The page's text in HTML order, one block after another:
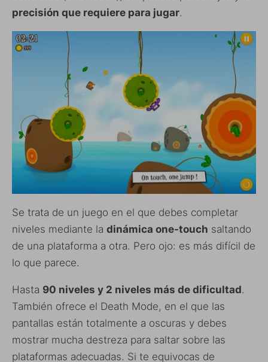
precisión que requiere para jugar.
Se trata de un juego en el que debes completar
niveles mediante la dinámica one-touch saltando
de una plataforma a otra. Pero ojo: es más difícil de
lo que parece.
Hasta 90 niveles y 2 niveles más de dificultad.
También ofrece el Death Mode, en el que las
pantallas están totalmente a oscuras y debes
mostrar mucha destreza para saltar sobre las
plataformas adecuadas. Si te equivocas de